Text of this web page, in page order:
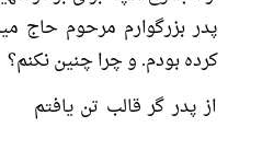
کرده بودم. و چرا چنین نکنم؟
از پدر گر قالب تن یافتم